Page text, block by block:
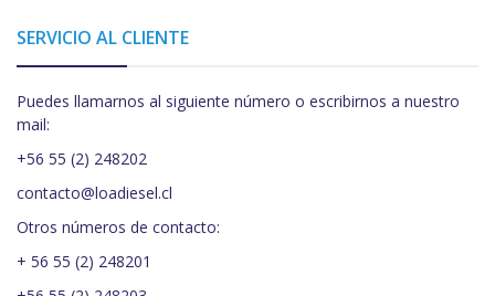
SERVICIO AL CLIENTE
Puedes llamarnos al siguiente número o escribirnos a nuestro
mail:
+56 55 (2) 248202
contacto@loadiesel.cl
Otros números de contacto:
+ 56 55 (2) 248201